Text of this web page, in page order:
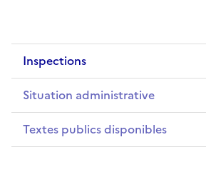
Inspections
Situation administrative
Textes publics disponibles